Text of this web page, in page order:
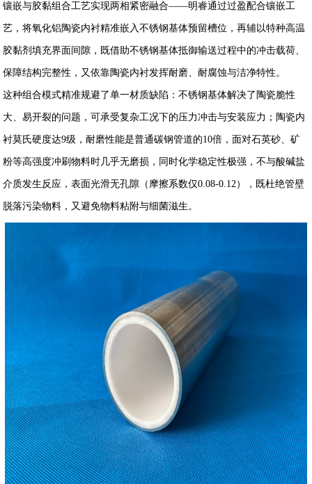
镶嵌与胶黏组合工艺实现两相紧密融合——明睿通过过盈配合镶嵌工
艺，将氧化铝陶瓷内衬精准嵌入不锈钢基体预留槽位，再辅以特种高温
胶黏剂填充界面间隙，既借助不锈钢基体抵御输送过程中的冲击载荷、
保障结构完整性，又依靠陶瓷内衬发挥耐磨、耐腐蚀与洁净特性。
这种组合模式精准规避了单一材质缺陷：不锈钢基体解决了陶瓷脆性
大、易开裂的问题，可承受复杂工况下的压力冲击与安装应力；陶瓷内
衬莫氏硬度达9级，耐磨性能是普通碳钢管道的10倍，面对石英砂、矿
粉等高强度冲刷物料时几乎无磨损，同时化学稳定性极强，不与酸碱盐
介质发生反应，表面光滑无孔隙（摩擦系数仅0.08-0.12），既杜绝管壁
脱落污染物料，又避免物料粘附与细菌滋生。